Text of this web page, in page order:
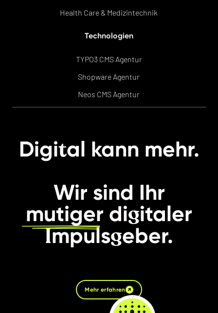
Health Care & Medizintechnik
Technologien
TYPO3 CMS Agentur
Shopware Agentur
Neos CMS Agentur
Digital kann mehr.
Wir sind Ihr
mutiger digitaler
Impulsgeber.
Mehr erfahren